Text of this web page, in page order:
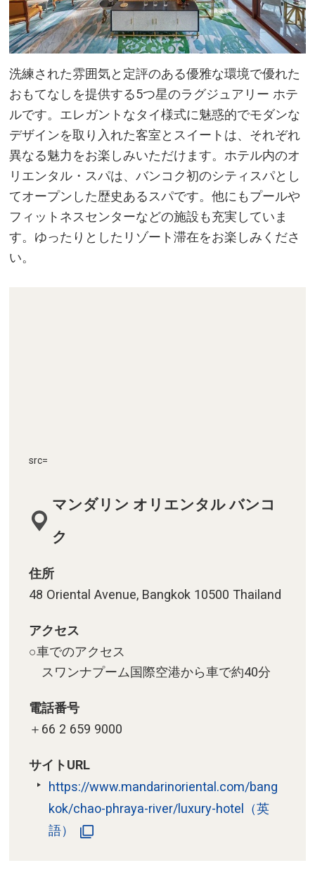
洗練された雰囲気と定評のある優雅な環境で優れた
おもてなしを提供する5つ星のラグジュアリー ホテ
ルです。エレガントなタイ様式に魅惑的でモダンな
デザインを取り入れた客室とスイートは、それぞれ
異なる魅力をお楽しみいただけます。ホテル内のオ
リエンタル・スパは、バンコク初のシティスパとし
てオープンした歴史あるスパです。他にもプールや
フィットネスセンターなどの施設も充実していま
す。ゆったりとしたリゾート滞在をお楽しみくださ
い。
src=
マンダリン オリエンタル バンコ
ク
住所
48 Oriental Avenue, Bangkok 10500 Thailand
アクセス
○車でのアクセス
スワンナプーム国際空港から車で約40分
電話番号
＋66 2 659 9000
サイトURL
https://www.mandarinoriental.com/bang
kok/chao-phraya-river/luxury-hotel（英
語）